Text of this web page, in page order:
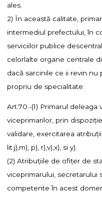
ales.
2) În această calitate,
intermediul prefectului, în
serviciilor publice
celorlalte organe centrale
dacă sarcinile ce ii revin nu
propriu de specialitate.
Art.70.-(1) Primarul deleaga
viceprimarilor, prin
validare, exercitarea
lit.j),m), p), r),v),x), si y).
(2) Atribuţiile de ofiţer de
viceprimarului, secretarului
competente în acest